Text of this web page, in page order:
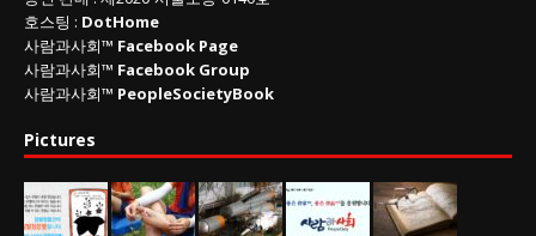
호스팅 : DotHome
사람과사회™ Facebook Page
사람과사회™ Facebook Group
사람과사회™ PeopleSocietyBook
Pictures